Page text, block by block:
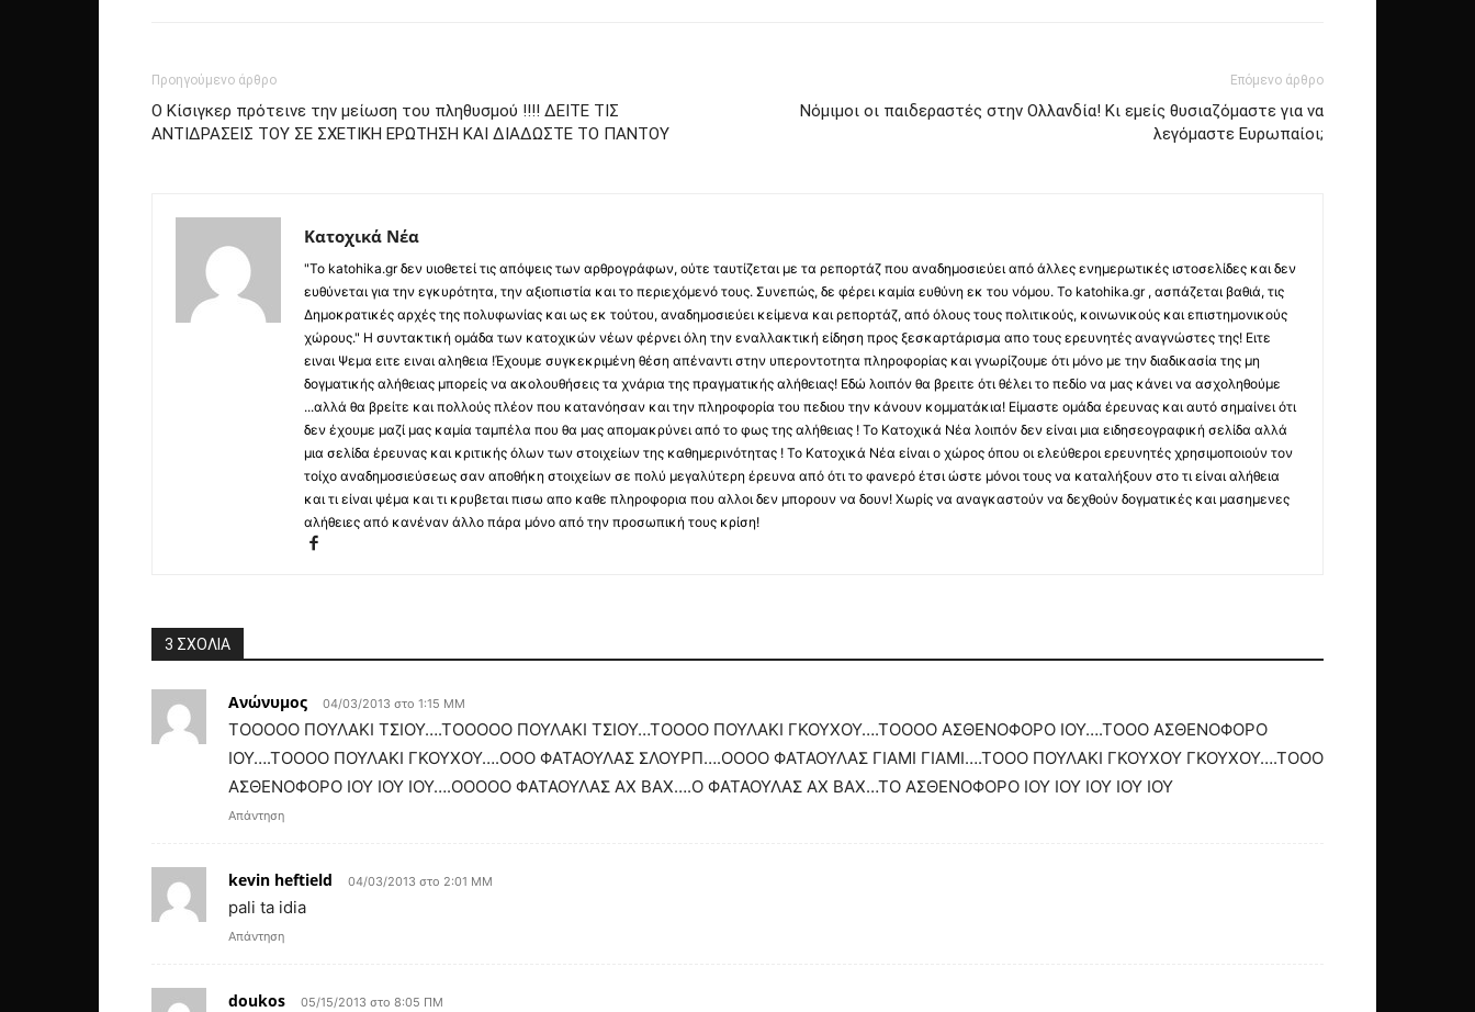
Προηγούμενο άρθρο
Ο Κίσιγκερ πρότεινε την μείωση του πληθυσμού !!!! ΔΕΙΤΕ ΤΙΣ
ΑΝΤΙΔΡΑΣΕΙΣ ΤΟΥ ΣΕ ΣΧΕΤΙΚΗ ΕΡΩΤΗΣΗ ΚΑΙ ΔΙΑΔΩΣΤΕ ΤΟ ΠΑΝΤΟΥ
Επόμενο άρθρο
Νόμιμοι οι παιδεραστές στην Ολλανδία! Κι εμείς θυσιαζόμαστε για να
λεγόμαστε Ευρωπαίοι;
Κατοχικά Νέα
"Το katohika.gr δεν υιοθετεί τις απόψεις των αρθρογράφων, ούτε ταυτίζεται με τα ρεπορτάζ που αναδημοσιεύει από άλλες ενημερωτικές ιστοσελίδες και δεν
ευθύνεται για την εγκυρότητα, την αξιοπιστία και το περιεχόμενό τους. Συνεπώς, δε φέρει καμία ευθύνη εκ του νόμου. Το katohika.gr , ασπάζεται βαθιά, τις
Δημοκρατικές αρχές της πολυφωνίας και ως εκ τούτου, αναδημοσιεύει κείμενα και ρεπορτάζ, από όλους τους πολιτικούς, κοινωνικούς και επιστημονικούς
χώρους." Η συντακτική ομάδα των κατοχικών νέων φέρνει όλη την εναλλακτική είδηση προς ξεσκαρτάρισμα απο τους ερευνητές αναγνώστες της! Ειτε
ειναι Ψεμα ειτε ειναι αληθεια !Έχουμε συγκεκριμένη θέση απέναντι στην υπεροντοτητα πληροφορίας και γνωρίζουμε ότι μόνο με την διαδικασία της μη
δογματικής αλήθειας μπορείς να ακολουθήσεις τα χνάρια της πραγματικής αλήθειας! Εδώ λοιπόν θα βρειτε ότι θέλει το πεδίο να μας κάνει να ασχοληθούμε
...αλλά θα βρείτε και πολλούς πλέον που κατανόησαν και την πληροφορία του πεδιου την κάνουν κομματάκια! Είμαστε ομάδα έρευνας και αυτό σημαίνει ότι
δεν έχουμε μαζί μας καμία ταμπέλα που θα μας απομακρύνει από το φως της αλήθειας ! Το Κατοχικά Νέα λοιπόν δεν είναι μια ειδησεογραφική σελίδα αλλά
μια σελίδα έρευνας και κριτικής όλων των στοιχείων της καθημερινότητας ! Το Κατοχικά Νέα είναι ο χώρος όπου οι ελεύθεροι ερευνητές χρησιμοποιούν τον
τοίχο αναδημοσιεύσεως σαν αποθήκη στοιχείων σε πολύ μεγαλύτερη έρευνα από ότι το φανερό έτσι ώστε μόνοι τους να καταλήξουν στο τι είναι αλήθεια
και τι είναι ψέμα και τι κρυβεται πισω απο καθε πληροφορια που αλλοι δεν μπορουν να δουν! Χωρίς να αναγκαστούν να δεχθούν δογματικές και μασημενες
αλήθειες από κανέναν άλλο πάρα μόνο από την προσωπική τους κρίση!
3 ΣΧΟΛΙΑ
Ανώνυμος 04/03/2013 στο 1:15 ΜΜ
ΤΟΟΟΟΟ ΠΟΥΛΑΚΙ ΤΣΙΟΥ….ΤΟΟΟΟΟ ΠΟΥΛΑΚΙ ΤΣΙΟΥ…ΤΟΟΟΟ ΠΟΥΛΑΚΙ ΓΚΟΥΧΟΥ….ΤΟΟΟΟ ΑΣΘΕΝΟΦΟΡΟ ΙΟΥ….ΤΟΟΟ ΑΣΘΕΝΟΦΟΡΟ
ΙΟΥ….ΤΟΟΟΟ ΠΟΥΛΑΚΙ ΓΚΟΥΧΟΥ….ΟΟΟ ΦΑΤΑΟΥΛΑΣ ΣΛΟΥΡΠ….ΟΟΟΟ ΦΑΤΑΟΥΛΑΣ ΓΙΑΜΙ ΓΙΑΜΙ….ΤΟΟΟ ΠΟΥΛΑΚΙ ΓΚΟΥΧΟΥ ΓΚΟΥΧΟΥ….ΤΟΟΟ
ΑΣΘΕΝΟΦΟΡΟ ΙΟΥ ΙΟΥ ΙΟΥ….ΟΟΟΟΟ ΦΑΤΑΟΥΛΑΣ ΑΧ ΒΑΧ….Ο ΦΑΤΑΟΥΛΑΣ ΑΧ ΒΑΧ…ΤΟ ΑΣΘΕΝΟΦΟΡΟ ΙΟΥ ΙΟΥ ΙΟΥ ΙΟΥ ΙΟΥ
Απάντηση
kevin heftield 04/03/2013 στο 2:01 ΜΜ
pali ta idia
Απάντηση
doukos 05/15/2013 στο 8:05 ΠΜ